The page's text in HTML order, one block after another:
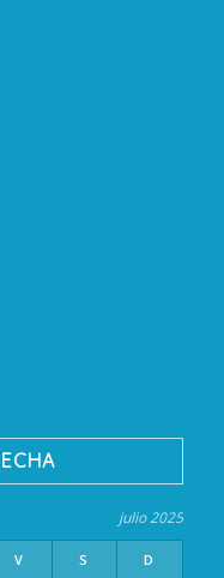
julio 2025
V S D